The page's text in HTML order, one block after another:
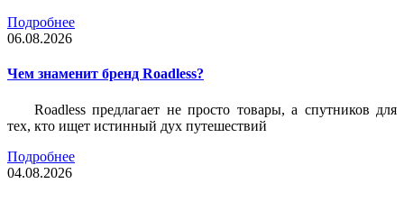
Подробнее
06.08.2026
Чем знаменит бренд Roadless?
Roadless предлагает не просто товары, а спутников для
тех, кто ищет истинный дух путешествий
Подробнее
04.08.2026